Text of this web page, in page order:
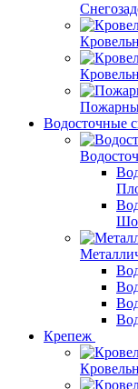
Водосточные
Крепеж